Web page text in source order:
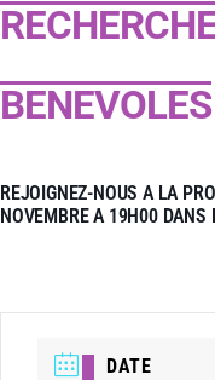
BENEVOLES
REJOIGNEZ-NOUS A LA
NOVEMBRE A 19H00 DANS
DATE